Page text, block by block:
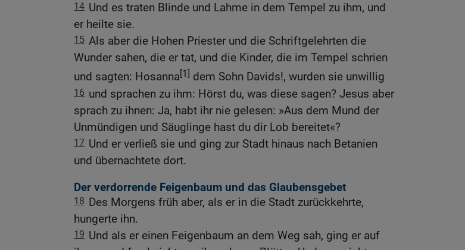
14 Und es traten Blinde und Lahme in dem Tempel zu ihm, und
er heilte sie.
15 Als aber die Hohen Priester und die Schriftgelehrten die
Wunder sahen, die er tat, und die Kinder, die im Tempel schrien
und sagten: Hosanna[1] dem Sohn Davids!, wurden sie unwillig
16 und sprachen zu ihm: Hörst du, was diese sagen? Jesus aber
sprach zu ihnen: Ja, habt ihr nie gelesen: »Aus dem Mund der
Unmündigen und Säuglinge hast du dir Lob bereitet«?
17 Und er verließ sie und ging zur Stadt hinaus nach Betanien
und übernachtete dort.
Der verdorrende Feigenbaum und das Glaubensgebet
18 Des Morgens früh aber, als er in die Stadt zurückkehrte,
hungerte ihn.
19 Und als er einen Feigenbaum an dem Weg sah, ging er auf